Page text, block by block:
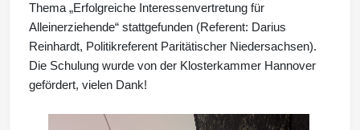
Thema „Erfolgreiche Interessenvertretung für
Alleinerziehende“ stattgefunden (Referent: Darius
Reinhardt, Politikreferent Paritätischer Niedersachsen).
Die Schulung wurde von der Klosterkammer Hannover
gefördert, vielen Dank!